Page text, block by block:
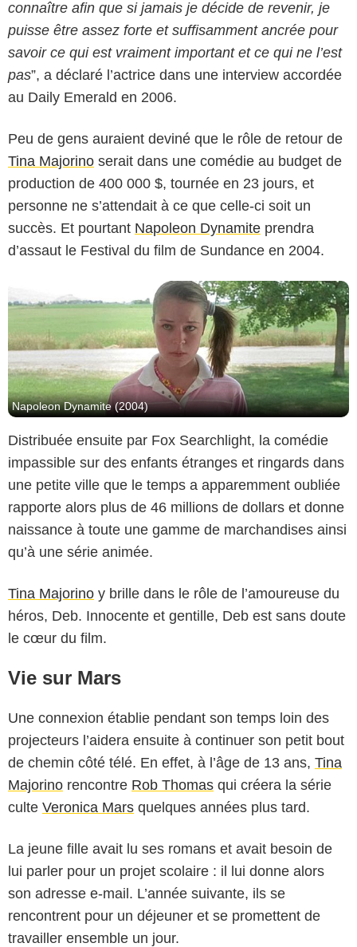
connaître afin que si jamais je décide de revenir, je
puisse être assez forte et suffisamment ancrée pour
savoir ce qui est vraiment important et ce qui ne l’est
pas”, a déclaré l’actrice dans une interview accordée
au Daily Emerald en 2006.
Peu de gens auraient deviné que le rôle de retour de
Tina Majorino serait dans une comédie au budget de
production de 400 000 $, tournée en 23 jours, et
personne ne s’attendait à ce que celle-ci soit un
succès. Et pourtant Napoleon Dynamite prendra
d’assaut le Festival du film de Sundance en 2004.
Napoleon Dynamite (2004)
Distribuée ensuite par Fox Searchlight, la comédie
impassible sur des enfants étranges et ringards dans
une petite ville que le temps a apparemment oubliée
rapporte alors plus de 46 millions de dollars et donne
naissance à toute une gamme de marchandises ainsi
qu’à une série animée.
Tina Majorino y brille dans le rôle de l’amoureuse du
héros, Deb. Innocente et gentille, Deb est sans doute
le cœur du film.
Vie sur Mars
Une connexion établie pendant son temps loin des
projecteurs l’aidera ensuite à continuer son petit bout
de chemin côté télé. En effet, à l’âge de 13 ans, Tina
Majorino rencontre Rob Thomas qui créera la série
culte Veronica Mars quelques années plus tard.
La jeune fille avait lu ses romans et avait besoin de
lui parler pour un projet scolaire : il lui donne alors
son adresse e-mail. L’année suivante, ils se
rencontrent pour un déjeuner et se promettent de
travailler ensemble un jour.